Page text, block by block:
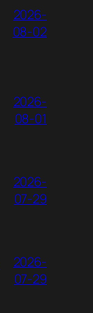
2026-
08-02
2026-
08-01
2026-
07-29
2026-
07-29